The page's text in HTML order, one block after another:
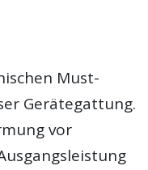
Must-
Gerätegattung.
vor